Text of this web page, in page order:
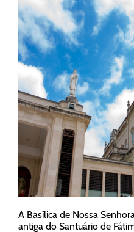
A Basílica de Nossa
antiga do Santuário de